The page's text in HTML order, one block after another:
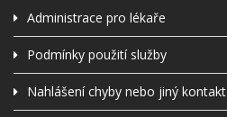
Administrace pro lékaře
Podmínky použití služby
Nahlášení chyby nebo jiný kontakt